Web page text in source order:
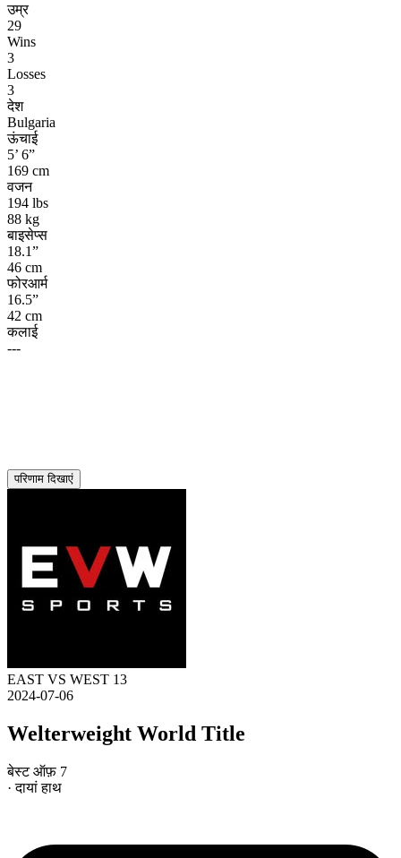
उम्र
29
Wins
3
Losses
3
देश
Bulgaria
ऊंचाई
5’ 6”
169 cm
वजन
194 lbs
88 kg
बाइसेप्स
18.1”
46 cm
फोरआर्म
16.5”
42 cm
कलाई
---
परिणाम दिखाएं
EAST VS WEST 13
2024-07-06
Welterweight World Title
बेस्ट ऑफ़ 7
· दायां हाथ